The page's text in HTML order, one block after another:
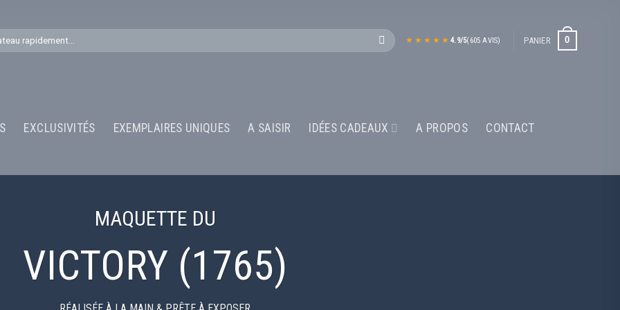
4.9/5(605 AVIS) PANIER 0
EXCLUSIVITÉS EXEMPLAIRES UNIQUES A SAISIR IDÉES CADEAUX A PROPOS CONTACT
MAQUETTE DU
VICTORY (1765)